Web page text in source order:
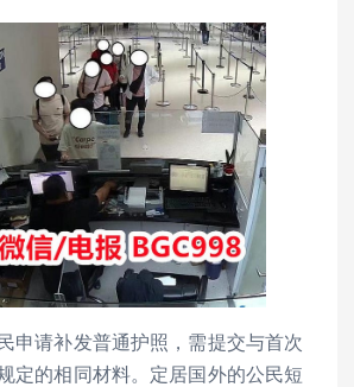
申请补发普通护照，需提交与首次
定的相同材料。定居国外的公民短